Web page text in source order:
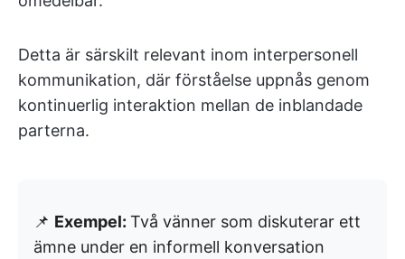
Detta är särskilt relevant inom interpersonell
kommunikation, där förståelse uppnås genom
kontinuerlig interaktion mellan de inblandade
parterna.
📌 Exempel: Två vänner som diskuterar ett
ämne under en informell konversation